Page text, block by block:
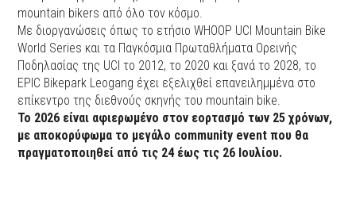
mountain bikers από όλο τον κόσμο.
Με διοργανώσεις όπως το ετήσιο WHOOP UCI Mountain Bike
World Series και τα Παγκόσμια Πρωταθλήματα Ορεινής
Ποδηλασίας της UCI το 2012, το 2020 και ξανά το 2028, το
EPIC Bikepark Leogang έχει εξελιχθεί επανειλημμένα στο
επίκεντρο της διεθνούς σκηνής του mountain bike.
Το 2026 είναι αφιερωμένο στον εορτασμό των 25 χρόνων,
με αποκορύφωμα το μεγάλο community event που θα
πραγματοποιηθεί από τις 24 έως τις 26 Ιουλίου.